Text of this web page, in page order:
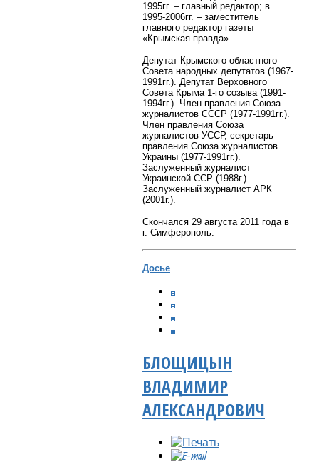
1995гг. – главный редактор; в
1995-2006гг. – заместитель
главного редактор газеты
«Крымская правда».
Депутат Крымского областного
Совета народных депутатов (1967-
1991гг.). Депутат Верховного
Совета Крыма 1-го созыва (1991-
1994гг.). Член правления Союза
журналистов СССР (1977-1991гг.).
Член правления Союза
журналистов УССР, секретарь
правления Союза журналистов
Украины (1977-1991гг.).
Заслуженный журналист
Украинской ССР (1988г.).
Заслуженный журналист АРК
(2001г.).
Скончался 29 августа 2011 года в
г. Симферополь.
Досье
БЛОЩИЦЫН
ВЛАДИМИР
АЛЕКСАНДРОВИЧ